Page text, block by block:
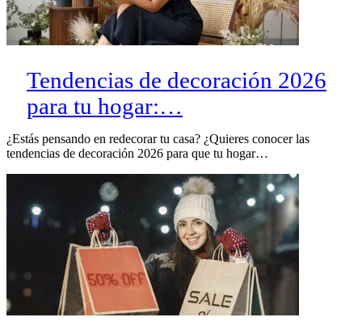
Tendencias de decoración 2026
para tu hogar:…
¿Estás pensando en redecorar tu casa? ¿Quieres conocer las
tendencias de decoración 2026 para que tu hogar…